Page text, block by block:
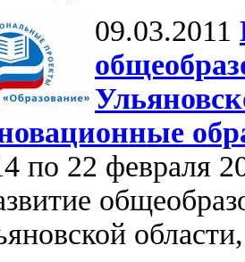
09.03.2011
по 22 февраля